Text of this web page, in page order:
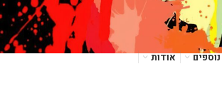
אודות